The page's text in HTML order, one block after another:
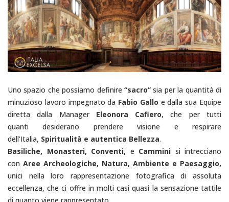
Uno spazio che possiamo definire “sacro” sia per la quantità di
minuzioso lavoro impegnato da Fabio Gallo e dalla sua Equipe
diretta dalla ManagerEleonora Cafiero, che per tutti
quanti desiderano prendere visione e respirare
dell’Italia, Spiritualità e autentica Bellezza.
Basiliche, Monasteri, Conventi, e Cammini si intrecciano
con Aree Archeologiche, Natura, Ambiente e Paesaggio,
unici nella loro rappresentazione fotografica di assoluta
eccellenza, che ci offre in molti casi quasi la sensazione tattile